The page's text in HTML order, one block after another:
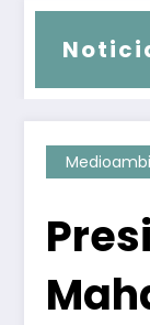
y dan